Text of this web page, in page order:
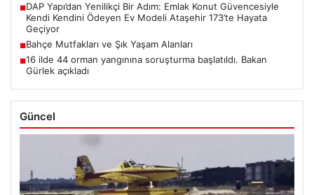
■DAP Yapı’dan Yenilikçi Bir Adım: Emlak Konut Güvencesiyle
Kendi Kendini Ödeyen Ev Modeli Ataşehir 173’te Hayata
Geçiyor
■Bahçe Mutfakları ve Şık Yaşam Alanları
■16 ilde 44 orman yangınına soruşturma başlatıldı. Bakan
Gürlek açıkladı
Güncel